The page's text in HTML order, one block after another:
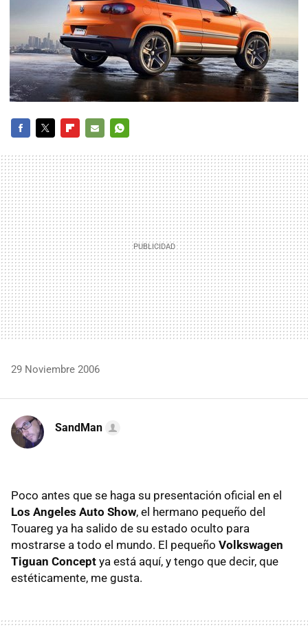
MAIL
29 Noviembre 2006
SandMan
Poco antes que se haga su presentación oficial en el
Los Angeles Auto Show, el hermano pequeño del
Touareg ya ha salido de su estado oculto para
mostrarse a todo el mundo. El pequeño Volkswagen
Tiguan Concept ya está aquí, y tengo que decir, que
estéticamente, me gusta.